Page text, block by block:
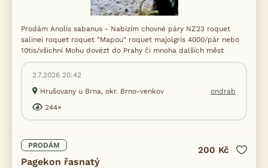
Prodám Anolis sabanus - Nabízím chovné páry NZ23 roquet
salinei roquet roquet "Mapou" roquet majolgris 4000/pár nebo
10tis/všichni Mohu dovézt do Prahy či mnoha dalších měst
2.7.2026 20:42
Hrušovany u Brna, okr. Brno-venkov
ondrab
244×
PRODÁM
Pagekon řasnatý
200 Kč